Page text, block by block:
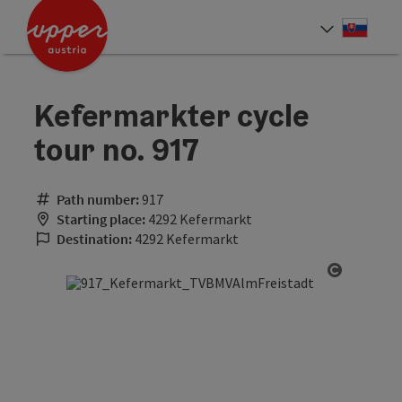
Accesskey
Accesskey
Kefermarkter cycle
tour no. 917
Path number: 917
Starting place: 4292 Kefermarkt
Destination: 4292 Kefermarkt